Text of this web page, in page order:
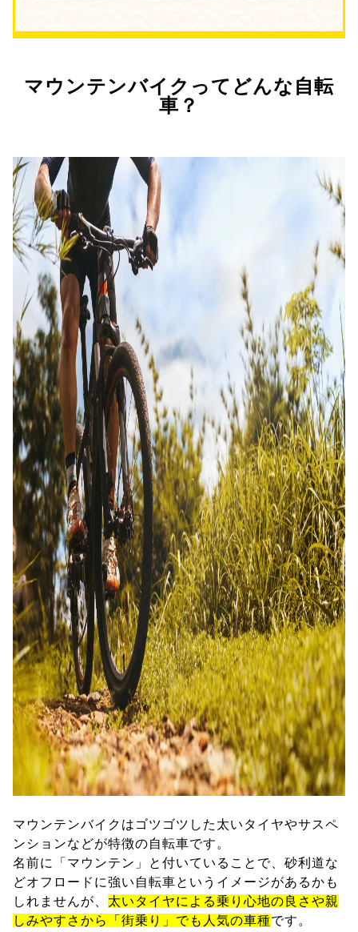
マウンテンバイクってどんな自転
車？
マウンテンバイクはゴツゴツした太いタイヤやサスペ
ンションなどが特徴の自転車です。
名前に「マウンテン」と付いていることで、砂利道な
どオフロードに強い自転車というイメージがあるかも
しれませんが、 太いタイヤによる乗り心地の良さや親
しみやすさから「街乗り」でも人気の車種です。